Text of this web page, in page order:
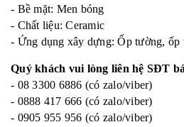
- Bề mặt: Men bóng
- Chất liệu: Ceramic
- Ứng dụng xây dựng: Ốp tường, ốp
Quý khách vui lòng liên hệ SĐT
- 08 3300 6886 (có zalo/viber)
- 0888 417 666 (có zalo/viber)
- 0905 955 956 (có zalo/viber)